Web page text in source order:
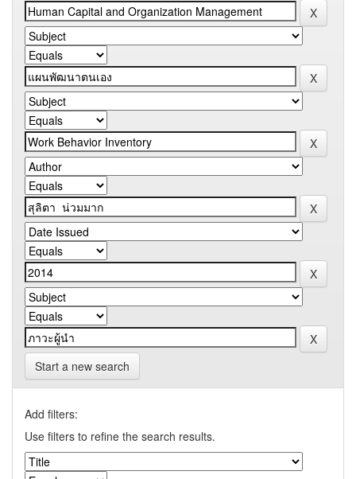
Start a new search
Add filters:
Use filters to refine the search results.